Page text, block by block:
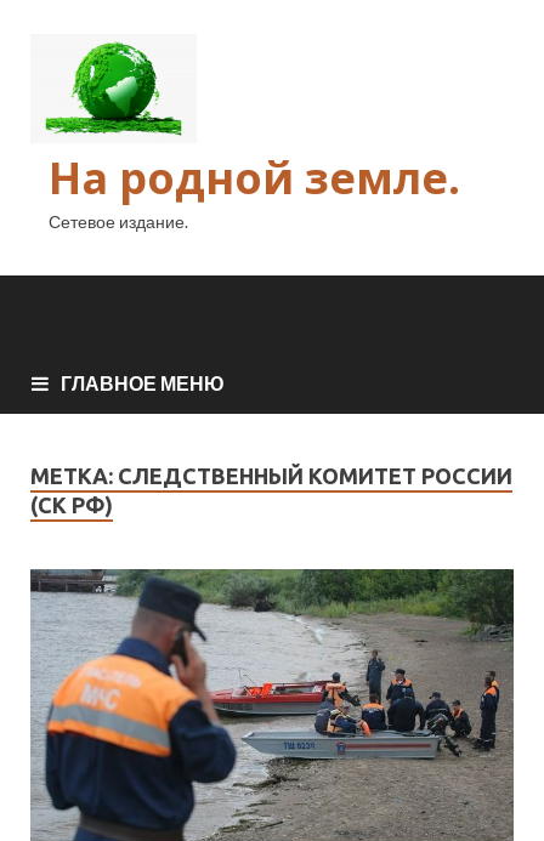
На родной земле.
Сетевое издание.
ГЛАВНОЕ МЕНЮ
МЕТКА: СЛЕДСТВЕННЫЙ КОМИТЕТ РОССИИ
(СК РФ)